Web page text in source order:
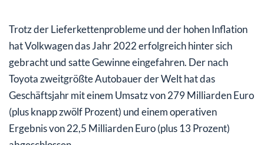
Trotz der Lieferkettenprobleme und der hohen Inflation
hat Volkwagen das Jahr 2022 erfolgreich hinter sich
gebracht und satte Gewinne eingefahren. Der nach
Toyota zweitgrößte Autobauer der Welt hat das
Geschäftsjahr mit einem Umsatz von 279 Milliarden Euro
(plus knapp zwölf Prozent) und einem operativen
Ergebnis von 22,5 Milliarden Euro (plus 13 Prozent)